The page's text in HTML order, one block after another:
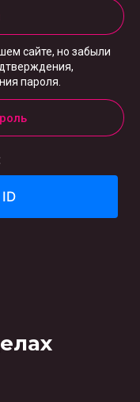
сайте, но забыли
пароля.